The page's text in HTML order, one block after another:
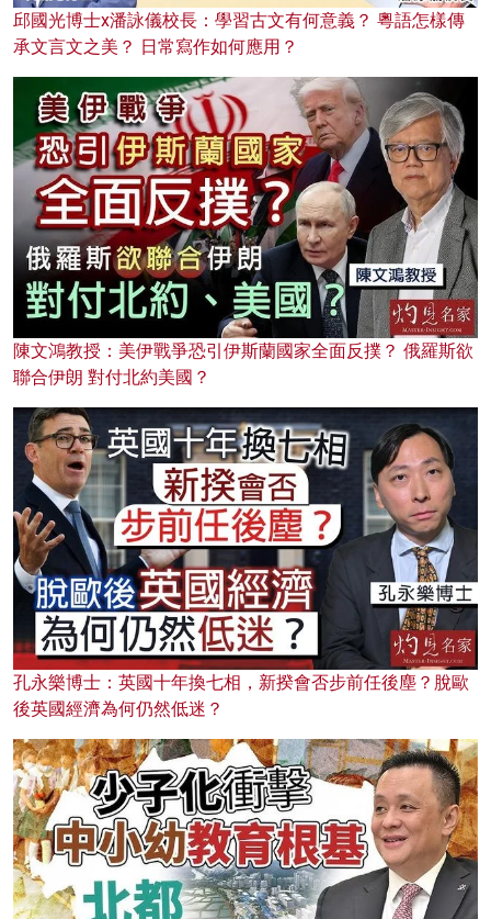
邱國光博士x潘詠儀校長：學習古文有何意義？ 粵語怎樣傳
承文言文之美？ 日常寫作如何應用？
陳文鴻教授：美伊戰爭恐引伊斯蘭國家全面反撲？ 俄羅斯欲
聯合伊朗 對付北約美國？
孔永樂博士：英國十年換七相，新揆會否步前任後塵？脫歐
後英國經濟為何仍然低迷？